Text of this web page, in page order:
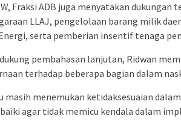
Fraksi ADB juga menyatakan dukungan
LLAJ, pengelolaan barang milik
serta pemberian insentif tenaga
pembahasan lanjutan, Ridwan
terhadap beberapa bagian dalam
masih menemukan ketidaksesuaian
agar tidak memicu kendala dalam